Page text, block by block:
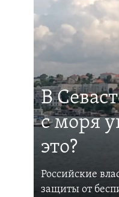
В
с моря
это?
Российские
защиты от